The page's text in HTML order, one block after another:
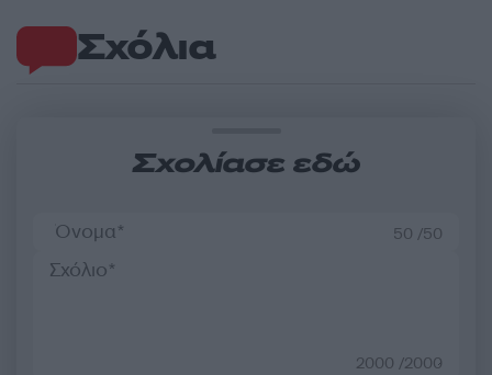
Σχόλια
Σχολίασε εδώ
50 /50
2000 /2000